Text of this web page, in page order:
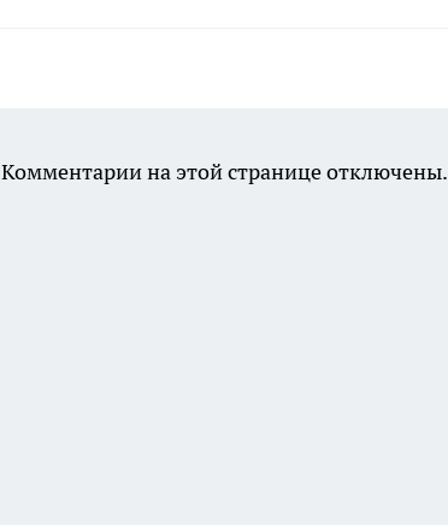
Комментарии на этой странице отключены.